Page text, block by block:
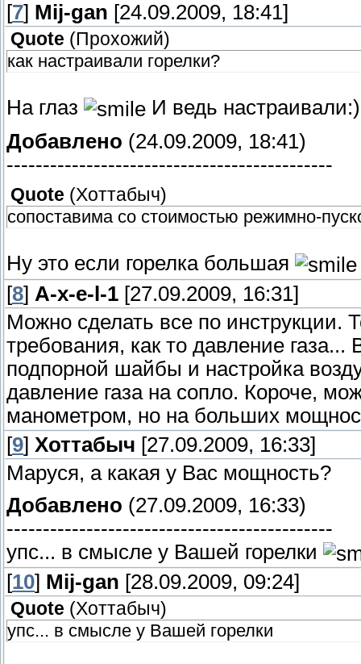
[7] Mij-gan [24.09.2009, 18:41]
Quote ( Прохожий)
как настраивали горелки?
На глаз
И ведь настраивали:)
Добавлено (24.09.2009, 18:41)
---------------------------------------------
Quote (Хоттабыч)
сопоставима со стоимостью режимно-
Ну это если горелка большая
[8] A-x-e-l-1 [27.09.2009, 16:31]
Можно сделать все по инструкции.
требования, как то давление
подпорной шайбы и настройка
давление газа на сопло. Короче,
манометром, но на больших
[9] Хоттабыч [27.09.2009, 16:33]
Маруся, а какая у Вас мощность?
Добавлено (27.09.2009, 16:33)
---------------------------------------------
упс... в смысле у Вашей горелки
[10] Mij-gan [28.09.2009, 09:24]
Quote (Хоттабыч)
упс... в смысле у Вашей горелки